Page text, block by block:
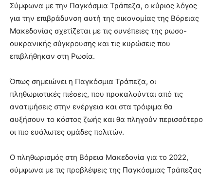
Σύμφωνα με την Παγκόσμια Τράπεζα, ο κύριος λόγος
για την επιβράδυνση αυτή της οικονομίας της Βόρειας
Μακεδονίας σχετίζεται με τις συνέπειες της ρωσο-
ουκρανικής σύγκρουσης και τις κυρώσεις που
επιβλήθηκαν στη Ρωσία.
Όπως σημειώνει η Παγκόσμια Τράπεζα, οι
πληθωριστικές πιέσεις, που προκαλούνται από τις
ανατιμήσεις στην ενέργεια και στα τρόφιμα θα
αυξήσουν το κόστος ζωής και θα πληγούν περισσότερο
οι πιο ευάλωτες ομάδες πολιτών.
Ο πληθωρισμός στη Βόρεια Μακεδονία για το 2022,
σύμφωνα με τις προβλέψεις της Παγκόσμιας Τράπεζας